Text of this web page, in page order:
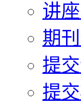
讲
期
提
提